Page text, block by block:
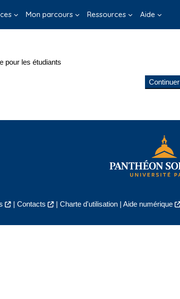
Mon parcours Ressources Aide
pour les étudiants
Continuer
| Contacts | Charte d'utilisation| Aide numérique